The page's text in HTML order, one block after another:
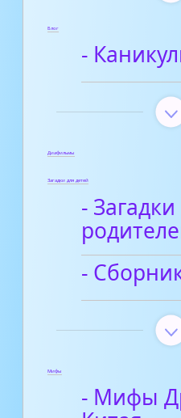
Блог
-
Диафильмы
Загадки для детей
-
-
Мифы
- Мифы